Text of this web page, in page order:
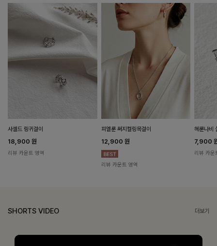
사셀드 링귀걸이
18,900 원
리뷰 카운트 영역
피엘룬 써지컬링목걸이
12,900 원
리뷰 카운트 영역
헤룬나비
7,900
리뷰 카운
SHORTS VIDEO 더보기